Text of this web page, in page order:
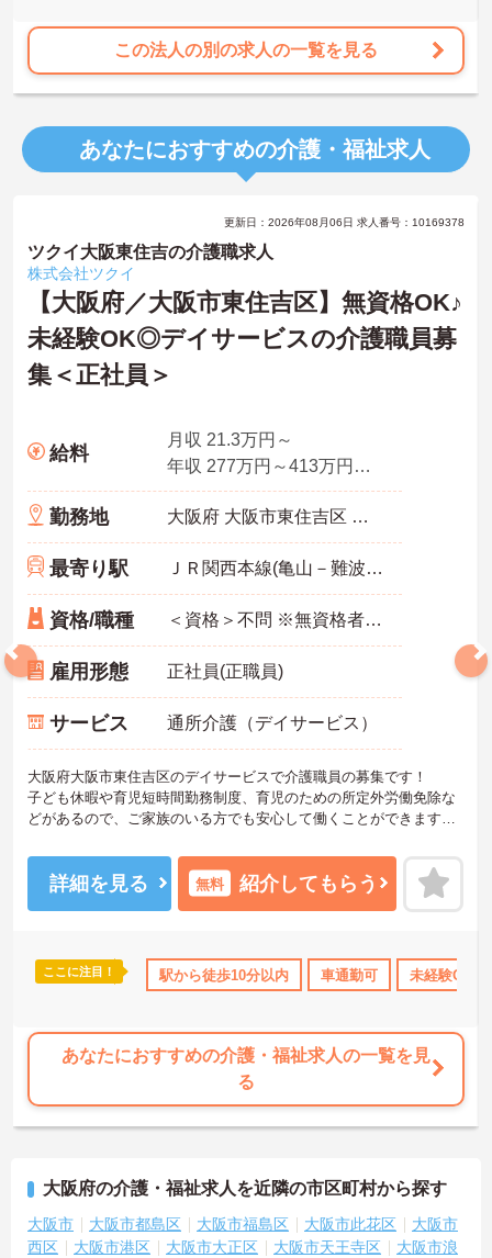
この法人の別の求人の一覧を見る
あなたにおすすめの介護・福祉求人
サポート 研修制度あり 産休･育休･介護休暇取得実績あり
更新日：2026年08月06日 求人番号：10169378
ツクイ大阪東住吉の介護職求人
株式会社ツクイ
【大阪府／大阪市東住吉区】無資格OK♪
未経験OK◎デイサービスの介護職員募
集＜正社員＞
給料
月収 21.3万円～
年収 277万円～413万円程度
勤務地 大阪府 大阪市東住吉区 杭全5-5-22
最寄り駅 ＪＲ関西本線(亀山－難波)「東部市場前駅」徒歩7分
資格/職種 ＜資格＞不問 ※無資格者:入社半年以内に会社負担で認知症介護基礎研修受講 ＜経験＞不問 送迎業務できる方歓迎
雇用形態 正社員(正職員)
サービス 通所介護（デイサービス）
大阪府大阪市東住吉区のデイサービスで介護職員の募集です！
子ども休暇や育児短時間勤務制度、育児のための所定外労働免除な
どがあるので、ご家族のいる方でも安心して働くことができます◎
る職場です♪
ご興味のある方は、面接ポイントをお伝えしますので、お気軽にご
詳細を見る 無料 紹介してもらう
ここに注目！ 駅から徒歩10分以内 車通勤可 未経験OK
あなたにおすすめの介護・福祉求人の一覧を見
る
大阪府の介護・福祉求人を近隣の市区町村から探す
大阪市 大阪市都島区 大阪市福島区 大阪市此花区
大阪市
西区
大阪市港区 大阪市大正区 大阪市天王寺区
大阪市浪